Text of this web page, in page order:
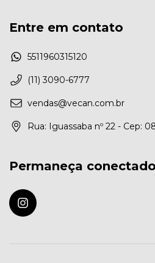
Entre em contato
5511960315120
(11) 3090-6777
vendas@vecan.com.br
Rua: Iguassaba nº 22 - Cep:
Permaneça conectado